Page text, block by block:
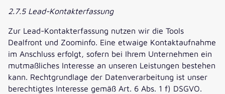
2.7.5 Lead-Kontakterfassung
Zur Lead-Kontakterfassung nutzen wir die Tools
Dealfront und Zoominfo. Eine etwaige Kontaktaufnahme
im Anschluss erfolgt, sofern bei Ihrem Unternehmen ein
mutmaßliches Interesse an unseren Leistungen bestehen
kann. Rechtgrundlage der Datenverarbeitung ist unser
berechtigtes Interesse gemäß Art. 6 Abs. 1 f) DSGVO.